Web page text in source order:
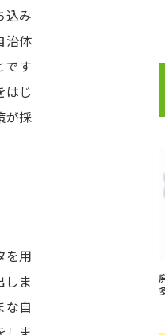
学科特集
特集
年スタート号特集ページ（
特集ページ（高2生用）
ージ
実施プログラムか
受験準備
込み
治体
です
はじ
が採
を用
しま
な自